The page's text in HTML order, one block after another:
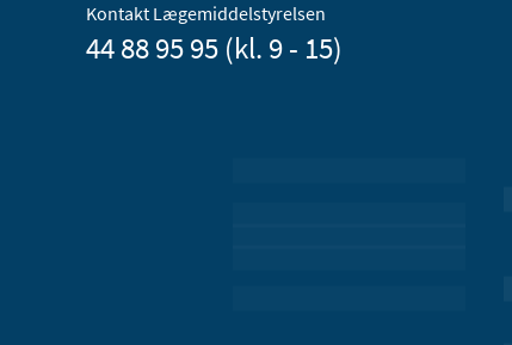
Kontakt Lægemiddelstyrelsen
44 88 95 95 (kl. 9 - 15)